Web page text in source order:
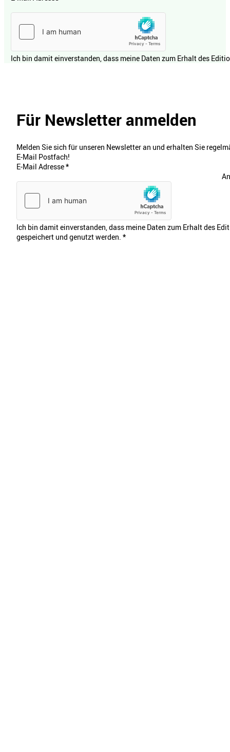
Ich bin damit einverstanden, dass meine Daten zum Erhalt des
Für Newsletter anmelden
Melden Sie sich für unseren Newsletter an und erhalten Sie
E-Mail Postfach!
E-Mail Adresse*
Ich bin damit einverstanden, dass meine Daten zum Erhalt des
gespeichert und genutzt werden. *